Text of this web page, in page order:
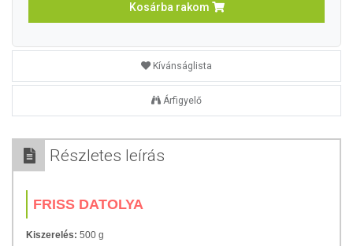
Kosárba rakom
Kívánságlista
Árfigyelő
Részletes leírás
FRISS DATOLYA
Kiszerelés: 500 g